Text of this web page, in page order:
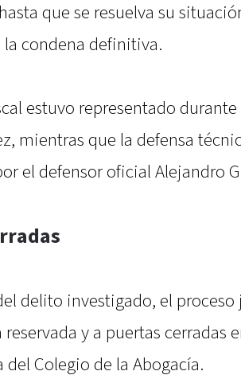
que se resuelva su
condena definitiva.
estuvo representado
mientras que la defensa
el defensor oficial Alejandro
delito investigado, el
y a puertas cerradas
Colegio de la Abogacía.